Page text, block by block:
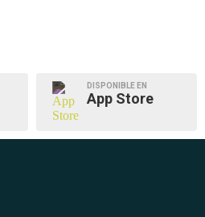
DISPONIBLE EN
App Store